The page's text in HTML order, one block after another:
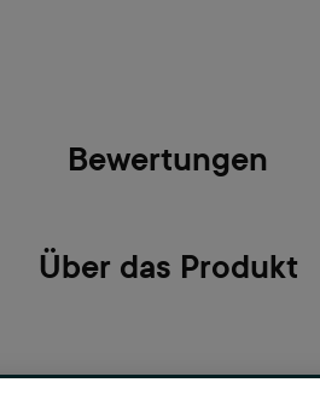
Bewertungen
Über das Produkt